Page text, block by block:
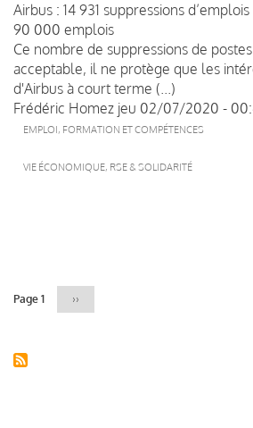
Airbus : 14 931 suppressions
90 000 emplois
Ce nombre de suppressions de postes
acceptable, il ne protège que les
d'Airbus à court terme (...)
Frédéric Homez jeu 02/07/2020 -
EMPLOI, FORMATION ET COMPÉTENCES
VIE ÉCONOMIQUE, RSE & SOLIDARITÉ
Page 1
Page
suivante
››